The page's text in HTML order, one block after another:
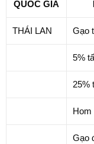
QUỐC GIA
THÁI LAN Gạo
5%
25%
Hom
Gạo